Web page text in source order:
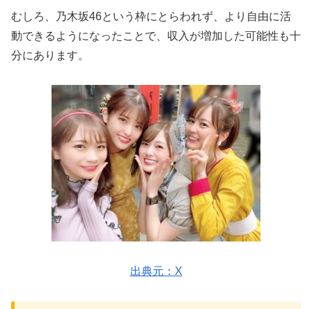
むしろ、乃木坂46という枠にとらわれず、より自由に活
動できるようになったことで、収入が増加した可能性も十
分にあります。
出典元：X